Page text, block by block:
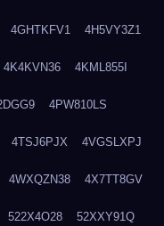
4GHTKFV1 4H5VY3Z1
4K4KVN36 4KML855I
4PW810LS
4TSJ6PJX 4VGSLXPJ
4WXQZN38 4X7TT8GV
522X4O28 52XXY91Q